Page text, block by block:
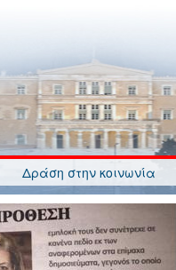
Δράση στην κοινωνία